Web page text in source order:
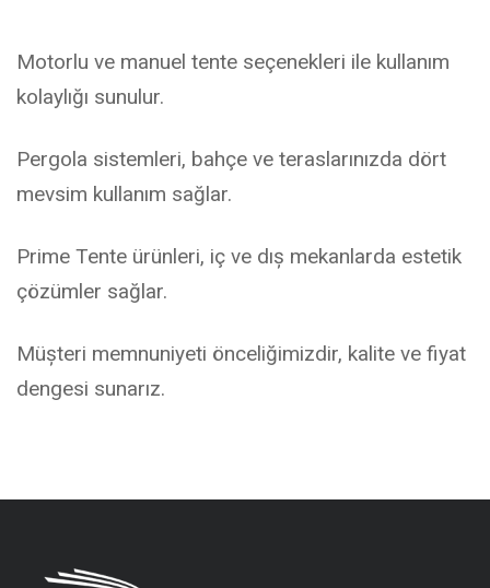
Motorlu ve manuel tente seçenekleri ile kullanım
kolaylığı sunulur.
Pergola sistemleri, bahçe ve teraslarınızda dört
mevsim kullanım sağlar.
Prime Tente ürünleri, iç ve dış mekanlarda estetik
çözümler sağlar.
Müşteri memnuniyeti önceliğimizdir, kalite ve fiyat
dengesi sunarız.